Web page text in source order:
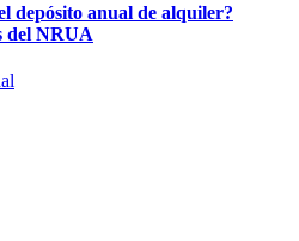
depósito anual de alquiler?
del NRUA